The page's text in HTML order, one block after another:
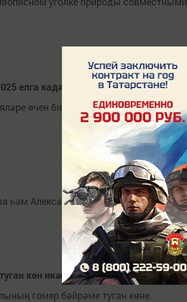
елга кадәр азат итәргә телиләр
өчен билгеләнгән ташламалы
һәм Александр Иванов кавышты.
көн икән”
гомер бәйрәме туган көне.